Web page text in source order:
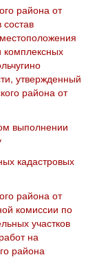
района от
комплексных
утвержденный
района от
выполнении
кадастровых
района от
комиссии по
участков
на
района